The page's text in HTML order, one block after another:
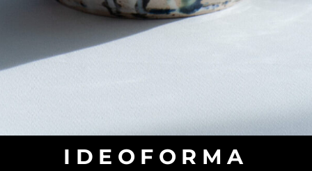
IDEOFORMA